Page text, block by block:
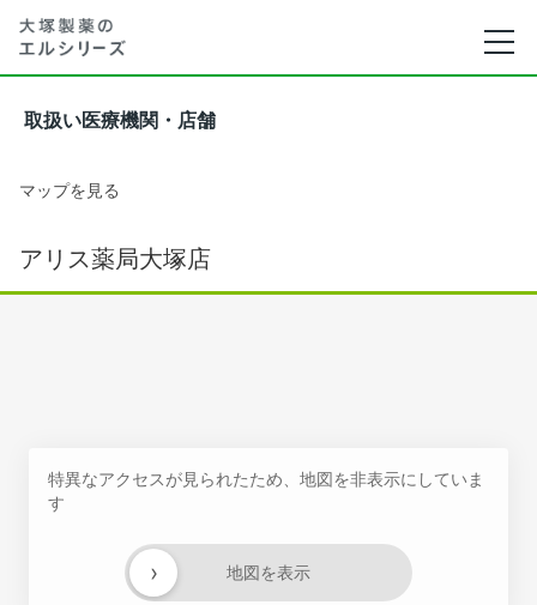
取扱い医療機関・店舗
マップを見る
アリス薬局大塚店
特異なアクセスが見られたため、地図を非表示にしていま
す
地図を表示
›